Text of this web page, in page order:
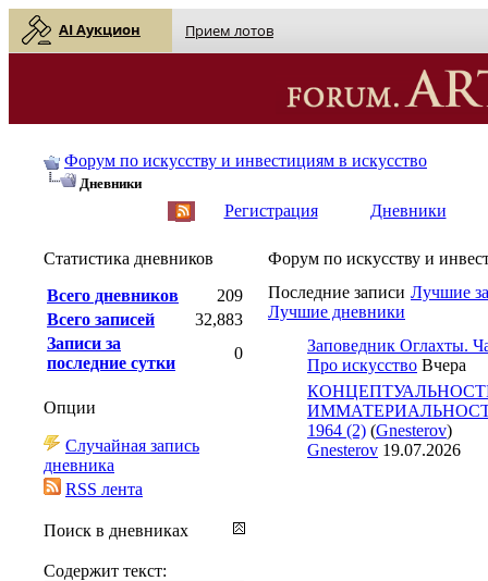
AI Аукцион Прием лотов
Форум по искусству и инвестициям в искусство
Дневники
Регистрация Дневники
Форум по искусству и
Последние записи Лучшие
Лучшие дневники
Заповедник Оглахты.
Про искусство Вчера
1964 (2) (Gnesterov)
Gnesterov 19.07.2026
Статистика дневников
Всего дневников
209
Всего записей
32,883
Записи за
последние сутки
0
Опции
Случайная запись
дневника
RSS лента
Поиск в дневниках
Содержит текст: